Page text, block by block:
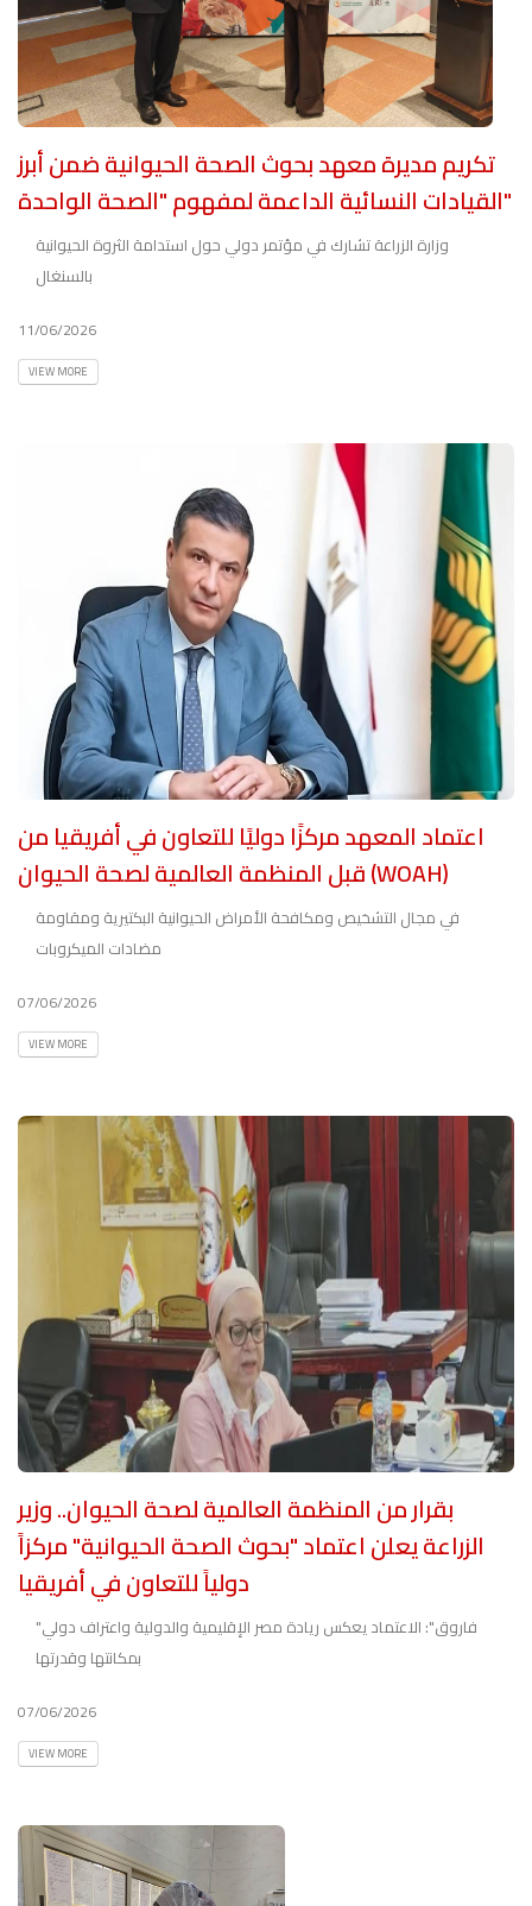
تكريم مديرة معهد بحوث الصحة الحيوانية ضمن أبرز
القيادات النسائية الداعمة لمفهوم "الصحة الواحدة"
وزارة الزراعة تشارك في مؤتمر دولي حول استدامة الثروة الحيوانية
بالسنغال
11/06/2026
VIEW MORE
اعتماد المعهد مركزًا دوليًا للتعاون في أفريقيا من
قبل المنظمة العالمية لصحة الحيوان (WOAH)
في مجال التشخيص ومكافحة الأمراض الحيوانية البكتيرية ومقاومة
مضادات الميكروبات
07/06/2026
VIEW MORE
بقرار من المنظمة العالمية لصحة الحيوان.. وزير
الزراعة يعلن اعتماد "بحوث الصحة الحيوانية" مركزاً
دولياً للتعاون في أفريقيا
"فاروق": الاعتماد يعكس ريادة مصر الإقليمية والدولية واعتراف دولي
بمكانتها وقدرتها
07/06/2026
VIEW MORE